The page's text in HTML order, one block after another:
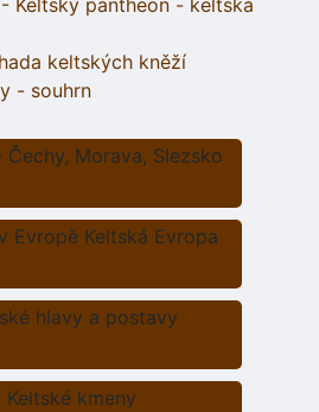
Keltský pantheon - keltská
keltských kněží
- souhrn
Čechy, Morava, Slezsko
Evropě Keltská Evropa
hlavy a postavy
Keltské kmeny